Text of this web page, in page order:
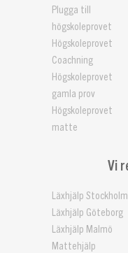
Plugga till
högskoleprovet
Högskoleprovet
Coachning
Högskoleprovet
gamla prov
Högskoleprovet
matte
Vi
Läxhjälp Stockholm
Läxhjälp Göteborg
Läxhjälp Malmö
Mattehjälp